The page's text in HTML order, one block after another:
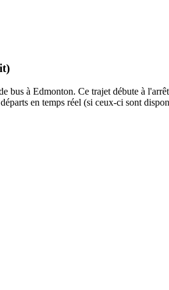
à Edmonton. Ce trajet débute à
en temps réel (si ceux-ci sont